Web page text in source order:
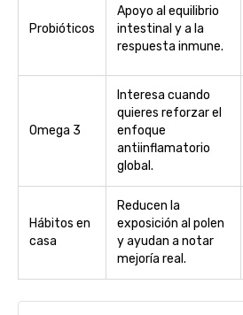
Probióticos
Apoyo al equilibrio
intestinal y a la
respuesta inmune.
Omega 3
Interesa cuando
quieres reforzar el
enfoque
antiinflamatorio
global.
Hábitos en
casa
Reducen la
exposición al polen
y ayudan a notar
mejoría real.